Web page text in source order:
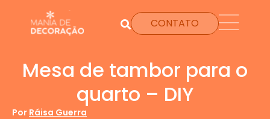
CONTATO
Mesa de tambor para o
quarto – DIY
Por Ráisa Guerra